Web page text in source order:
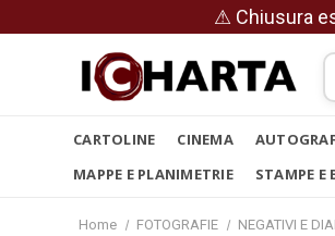
⚠ Chiusura
CARTOLINE CINEMA
MAPPE E PLANIMETRIE
STAMPE E
Home FOTOGRAFIE NEGATIVI E